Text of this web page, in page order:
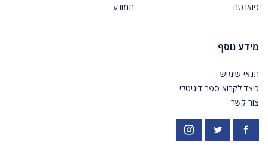
פואנטה
תמונע
מידע נוסף
תנאי שימוש
כיצד לקרוא ספר דיגיטלי
צור קשר
פייסבוק https://twitter.com/PardesPublish
אינסטגרם